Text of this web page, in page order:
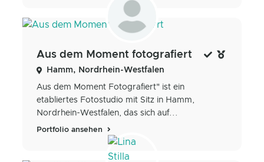
Aus dem Moment fotografiert
Hamm, Nordrhein-Westfalen
Aus dem Moment Fotografiert" ist ein
etabliertes Fotostudio mit Sitz in Hamm,
Nordrhein-Westfalen, das sich auf...
Portfolio ansehen